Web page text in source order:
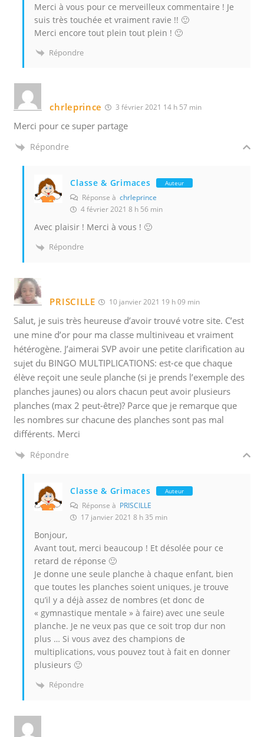
Merci à vous pour ce merveilleux commentaire ! Je
suis très touchée et vraiment ravie !! 🙂
Merci encore tout plein tout plein ! 🙂
Répondre
chrleprince 3 février 2021 14 h 57 min
Merci pour ce super partage
Répondre
Classe & Grimaces Auteur
Réponse àchrleprince
4 février 2021 8 h 56 min
Avec plaisir ! Merci à vous ! 🙂
Répondre
PRISCILLE 10 janvier 2021 19 h 09 min
Salut, je suis très heureuse d’avoir trouvé votre site. C’est
une mine d’or pour ma classe multiniveau et vraiment
hétérogène. J’aimerai SVP avoir une petite clarification au
sujet du BINGO MULTIPLICATIONS: est-ce que chaque
élève reçoit une seule planche(si je prends l’exemple des
planches jaunes) ou alors chacun peut avoir plusieurs
planches (max 2 peut-être)? Parce que je remarque que
les nombres sur chacune des planches sont pas mal
différents. Merci
Répondre
Classe & Grimaces Auteur
Réponse à PRISCILLE
17 janvier 2021 8 h 35 min
Bonjour,
Avant tout, merci beaucoup ! Et désolée pour ce
retard de réponse 🙂
Je donne une seule planche à chaque enfant, bien
que toutes les planches soient uniques, je trouve
qu’il y a déjà assez de nombres (et donc de
« gymnastique mentale » à faire) avec une seule
planche. Je ne veux pas que ce soit trop dur non
plus … Si vous avez des champions de
multiplications, vous pouvez tout à fait en donner
plusieurs 🙂
Répondre